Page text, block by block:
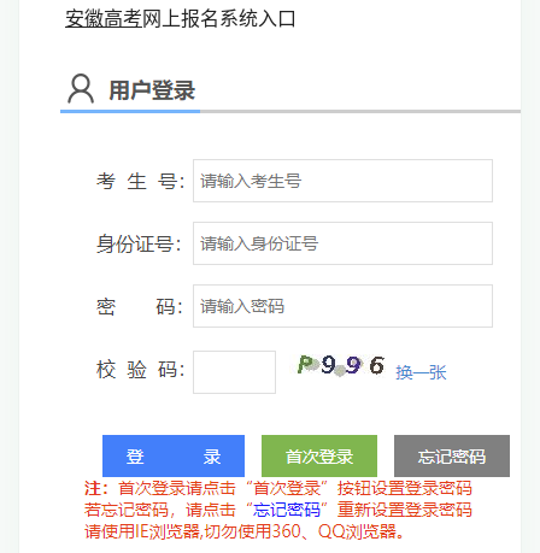
安徽高考 网上报名系统入口